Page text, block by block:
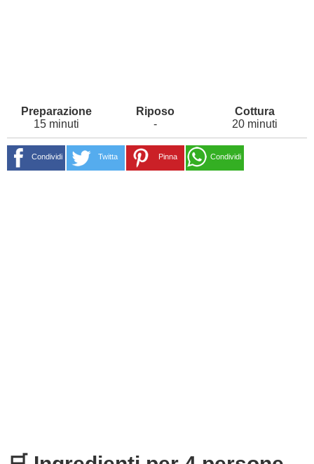
15 minuti - 20 minuti
Condividi Twitta Pinna Condividi